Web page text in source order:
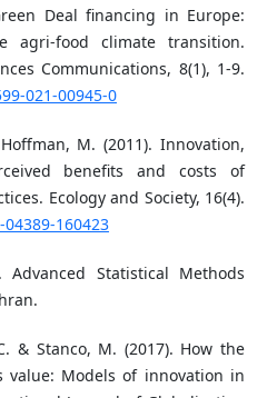
Deal financing in Europe:
agri-food climate transition.
Communications, 8(1), 1-9.
021-00945-0
M. (2011). Innovation,
benefits and costs of
Ecology and Society, 16(4).
160423
Advanced Statistical Methods
& Stanco, M. (2017). How the
value: Models of innovation in